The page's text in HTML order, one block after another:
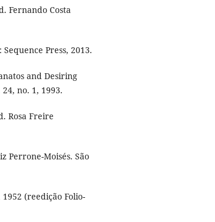
Fernando Costa
Press, 2013.
and Desiring
no. 1, 1993.
Rosa Freire
Perrone-Moisés. São
1952 (reedição Folio-